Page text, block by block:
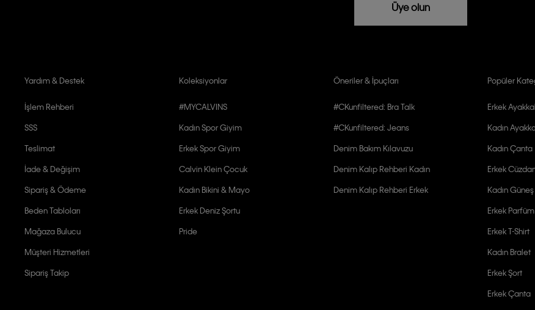
Üye olun
Yardım & Destek
İşlem Rehberi
SSS
Teslimat
İade & Değişim
Sipariş & Ödeme
Beden Tabloları
Mağaza Bulucu
Müşteri Hizmetleri
Sipariş Takip
Koleksiyonlar
#MYCALVINS
Kadın Spor Giyim
Erkek Spor Giyim
Calvin Klein Çocuk
Kadın Bikini & Mayo
Erkek Deniz Şortu
Pride
Öneriler & İpuçları
#CKunfiltered: Bra Talk
#CKunfiltered: Jeans
Denim Bakım Kılavuzu
Denim Kalıp Rehberi Kadın
Denim Kalıp Rehberi Erkek
Popüler
Erkek
Kadın
Kadın Çanta
Erkek
Kadın
Erkek Parfüm
Erkek T-Shirt
Kadın Bralet
Erkek Şort
Erkek Çanta